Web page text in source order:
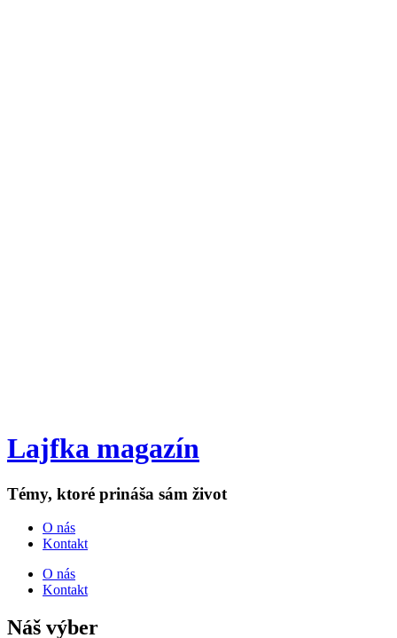
Lajfka magazín
Témy, ktoré prináša sám život
O nás
Kontakt
O nás
Kontakt
Náš výber